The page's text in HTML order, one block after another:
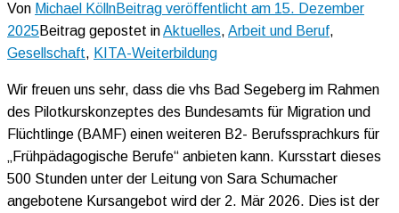
Von Michael KöllnBeitrag veröffentlicht am 15. Dezember
2025Beitrag gepostet inAktuelles, Arbeit und Beruf,
Gesellschaft, KITA-Weiterbildung
Wir freuen uns sehr, dass die vhs Bad Segeberg im Rahmen
des Pilotkurskonzeptes des Bundesamts für Migration und
Flüchtlinge (BAMF) einen weiteren B2- Berufssprachkurs für
„Frühpädagogische Berufe“ anbieten kann. Kursstart dieses
500 Stunden unter der Leitung von Sara Schumacher
angebotene Kursangebot wird der 2. Mär 2026. Dies ist der